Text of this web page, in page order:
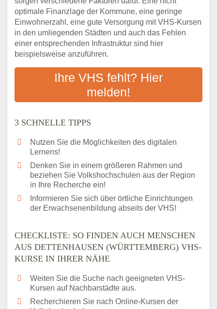
Abendschule in der Region rund um
Dettenhausen (Württemberg)
VHS steht für Erwachsenenbildung
Online-Kurse: Alternative Angebote zum
VHS-Kurs
Checkliste: Darauf kommt es bei
Bildungsangeboten an
Das bundesweite Volkshochschulwesen
optimale Finanzlage der Kommune, eine geringe
Einwohnerzahl, eine gute Versorgung mit VHS-Kursen
in den umliegenden Städten und auch das Fehlen
einer entsprechenden Infrastruktur sind hier
beispielsweise anzuführen.
Ihre VHS fehlt? Hier
melden!
3 SCHNELLE TIPPS
Nutzen Sie die Möglichkeiten des digitalen
Lernens!
Denken Sie in einem größeren Rahmen und
beziehen Sie Volkshochschulen aus der Region
in Ihre Recherche ein!
Informieren Sie sich über örtliche Einrichtungen
der Erwachsenenbildung abseits der VHS!
CHECKLISTE: SO FINDEN AUCH MENSCHEN
AUS DETTENHAUSEN (WÜRTTEMBERG) VHS-
KURSE IN IHRER NÄHE
Weiten Sie die Suche nach geeigneten VHS-
Kursen auf Nachbarstädte aus.
Recherchieren Sie nach Online-Kursen der